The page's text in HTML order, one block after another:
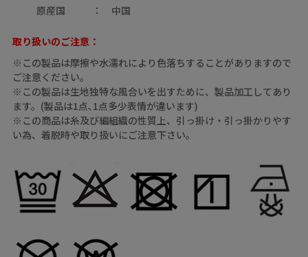
原産国 中国
取り扱いのご注意：
※この製品は摩擦や水濡れにより色落ちすることがありますので
ご注意ください。
※この製品は生地独特な風合いを出すために、製品加工してあり
ます。(製品は1点､1点多少表情が違います)
※この商品は糸及び編組織の性質上、引っ掛け・引っ掛かりやす
い為、着脱時や取り扱いにご注意下さい。